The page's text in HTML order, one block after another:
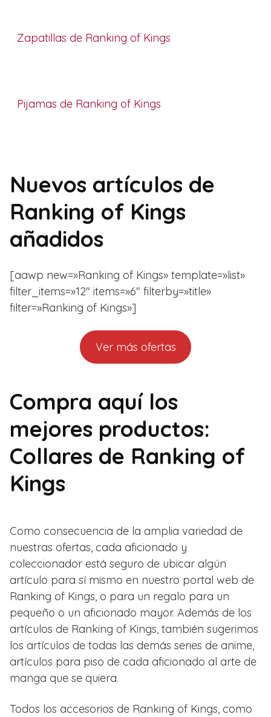
Zapatillas de Ranking of Kings
Pijamas de Ranking of Kings
Nuevos artículos de
Ranking of Kings
añadidos
[aawp new=»Ranking of Kings» template=»list»
filter_items=»12″ items=»6″ filterby=»title»
filter=»Ranking of Kings»]
Ver más ofertas
Compra aquí los
mejores productos:
Collares de Ranking of
Kings
Como consecuencia de la amplia variedad de
nuestras ofertas, cada aficionado y
coleccionador está seguro de ubicar algún
artículo para sí mismo en nuestro portal web de
Ranking of Kings, o para un regalo para un
pequeño o un aficionado mayor. Además de los
artículos de Ranking of Kings, también sugerimos
los artículos de todas las demás series de anime,
artículos para piso de cada aficionado al arte de
manga que se quiera.
Todos los accesorios de Ranking of Kings, como